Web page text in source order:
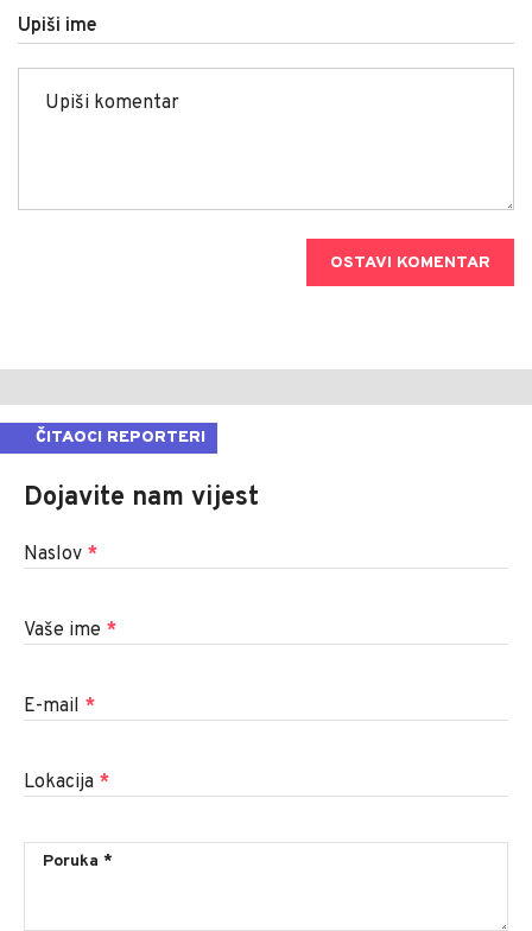
Upiši ime
OSTAVI KOMENTAR
ČITAOCI REPORTERI
Dojavite nam vijest
Naslov *
Vaše ime *
E-mail *
Lokacija *